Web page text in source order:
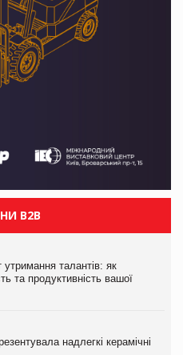
B2B
утримання талантів: як
та продуктивність вашої
надлегкі керамічні